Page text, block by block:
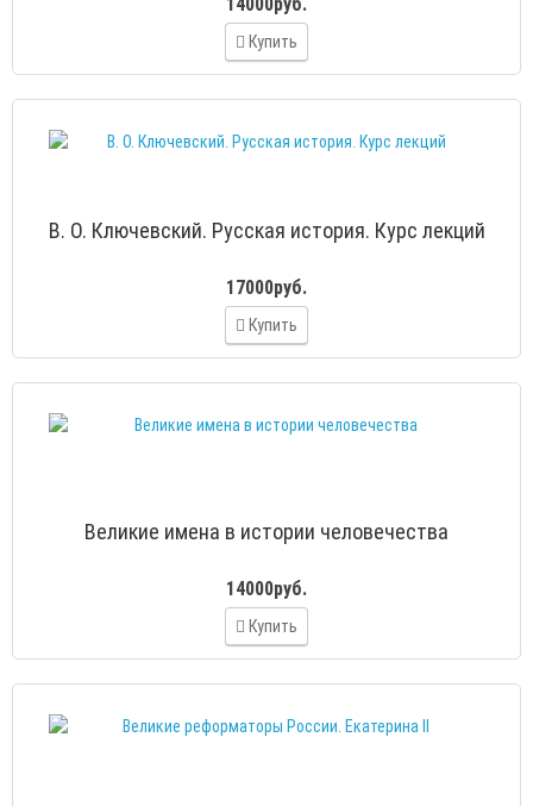
Купить
В. О. Ключевский. Русская история. Курс лекций
17000руб.
Купить
Великие имена в истории человечества
14000руб.
Купить